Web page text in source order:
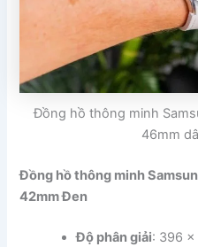
Đồng hồ thông minh
46mm
Đồng hồ thông minh
42mm Đen
Độ phân giải: 396 x